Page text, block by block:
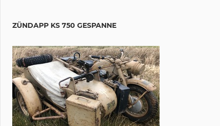
ZÜNDAPP KS 750 GESPANNE